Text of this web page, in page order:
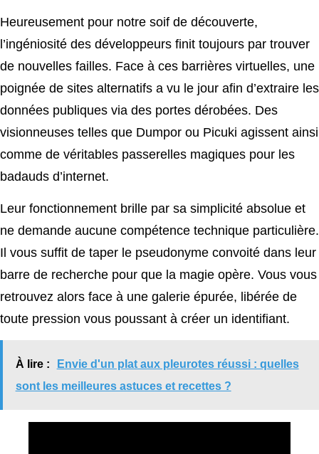
Heureusement pour notre soif de découverte,
l’ingéniosité des développeurs finit toujours par trouver
de nouvelles failles. Face à ces barrières virtuelles, une
poignée de sites alternatifs a vu le jour afin d’extraire les
données publiques via des portes dérobées. Des
visionneuses telles que Dumpor ou Picuki agissent ainsi
comme de véritables passerelles magiques pour les
badauds d’internet.
Leur fonctionnement brille par sa simplicité absolue et
ne demande aucune compétence technique particulière.
Il vous suffit de taper le pseudonyme convoité dans leur
barre de recherche pour que la magie opère. Vous vous
retrouvez alors face à une galerie épurée, libérée de
toute pression vous poussant à créer un identifiant.
À lire :
Envie d'un plat aux pleurotes réussi : quelles
sont les meilleures astuces et recettes ?